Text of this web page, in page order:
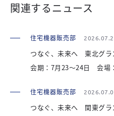
関連するニュース
住宅機器販売部
つなぐ、未来へ 東北グラ
会期：7月23～24日 会場
住宅機器販売部
つなぐ、未来へ 関東グ